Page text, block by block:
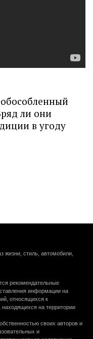
ли они
в угоду
жизни, стиль, автомобили,
рекомендательные
информации на
относящихся к
находящихся на территории
своих авторов и
и